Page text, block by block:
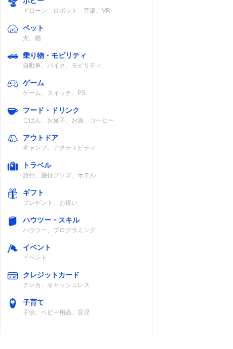
ドローン、ロボット、音楽、VR
ペット
犬、猫
乗り物・モビリティ
自動車、バイク、モビリティ
ゲーム
ゲーム、スイッチ、PS
フード・ドリンク
ごはん、お菓子、お酒、コーヒー
アウトドア
キャンプ、アクティビティ
トラベル
旅行、旅行グッズ、ホテル
ギフト
プレゼント、お祝い
ハウツー・スキル
ハウツー、プログラミング
イベント
イベント
クレジットカード
クレカ、キャッシュレス
子育て
子供、ベビー用品、育児